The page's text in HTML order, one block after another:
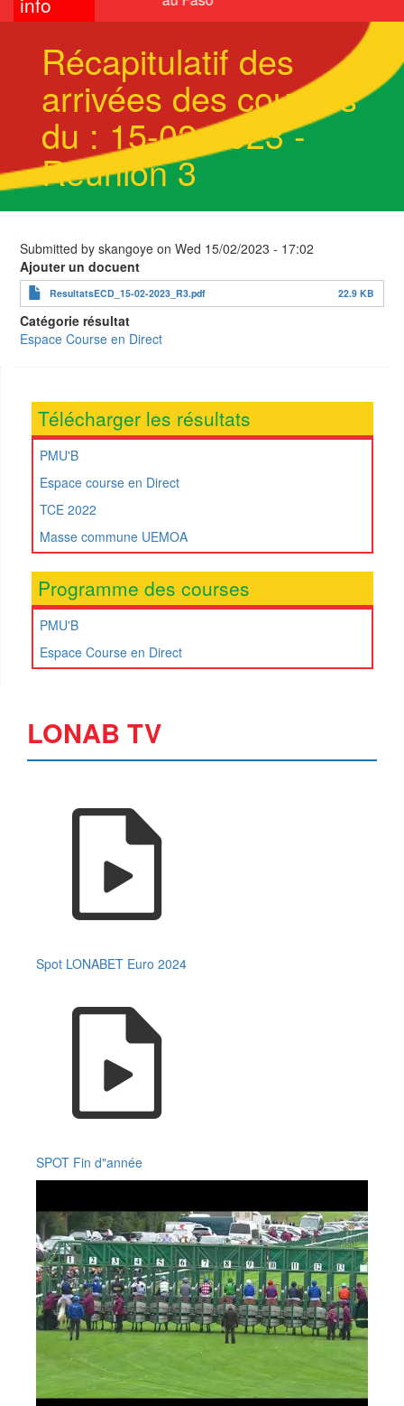
Récapitulatif des
arrivées des courses
du : 15-02-2023 -
Réunion 3
Submitted by skangoye on Wed 15/02/2023 - 17:02
Ajouter un docuent
ResultatsECD_15-02-2023_R3.pdf 22.9 KB
Catégorie résultat
Espace Course en Direct
Télécharger les résultats
PMU'B
Espace course en Direct
TCE 2022
Masse commune UEMOA
Programme des courses
PMU'B
Espace Course en Direct
LONAB TV
Spot LONABET Euro 2024
SPOT Fin d"année